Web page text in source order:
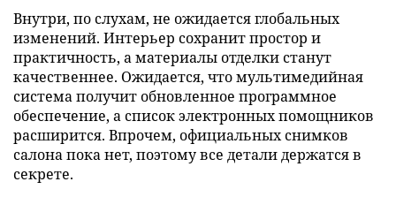
Внутри, по слухам, не ожидается глобальных
изменений. Интерьер сохранит простор и
практичность, а материалы отделки станут
качественнее. Ожидается, что мультимедийная
система получит обновленное программное
обеспечение, а список электронных помощников
расширится. Впрочем, официальных снимков
салона пока нет, поэтому все детали держатся в
секрете.